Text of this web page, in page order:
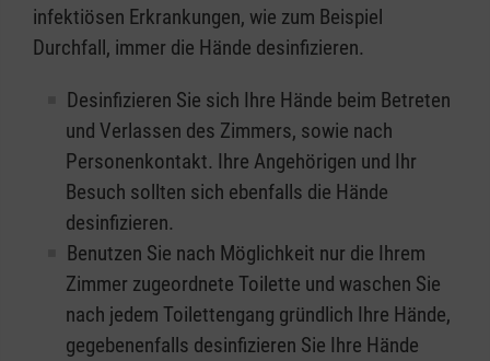
infektiösen Erkrankungen, wie zum Beispiel
Durchfall, immer die Hände desinfizieren.
Desinfizieren Sie sich Ihre Hände beim Betreten
und Verlassen des Zimmers, sowie nach
Personenkontakt. Ihre Angehörigen und Ihr
Besuch sollten sich ebenfalls die Hände
desinfizieren.
Benutzen Sie nach Möglichkeit nur die Ihrem
Zimmer zugeordnete Toilette und waschen Sie
nach jedem Toilettengang gründlich Ihre Hände,
gegebenenfalls desinfizieren Sie Ihre Hände